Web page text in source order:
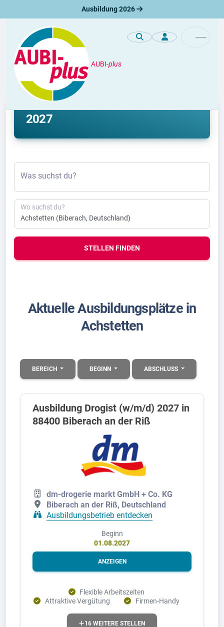
Ausbildung 2026
AUBI-plus
Ausbildung
Ausbildung Achstetten 2026 &
2027
Was suchst du?
Wo suchst du?
STELLEN FINDEN
Aktuelle Ausbildungsplätze in
Achstetten
BEREICH BEGINN ABSCHLUSS
Ausbildung Drogist (w/m/d) 2027 in
88400 Biberach an der Riß
dm-drogerie markt GmbH + Co. KG
Biberach an der Riß, Deutschland
Ausbildungsbetrieb entdecken
Beginn
01.08.2027
ANZEIGEN
Flexible Arbeitszeiten
Attraktive Vergütung
Firmen-Handy
16 WEITERE STELLEN